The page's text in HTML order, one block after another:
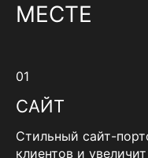
МЕСТЕ
01
САЙТ
Стильный сайт-
клиентов и